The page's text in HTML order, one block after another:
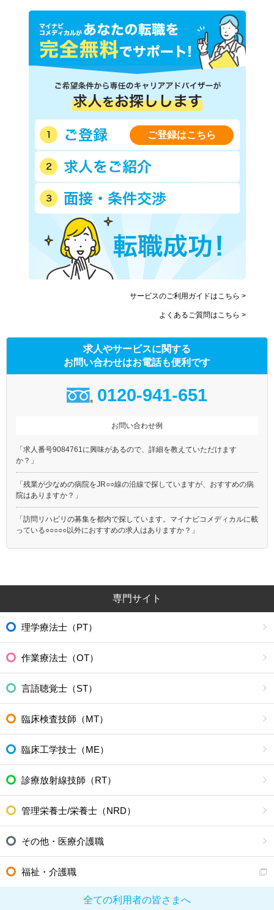
ご登録はこちら
サービスのご利用ガイドはこちら >
よくあるご質問はこちら >
求人やサービスに関する
お問い合わせはお電話も便利です
0120-941-651
お問い合わせ例
「求人番号9084761に興味があるので、詳細を教えていただけます
か？」
「残業が少なめの病院をJR○○線の沿線で探していますが、おすすめの病
院はありますか？」
「訪問リハビリの募集を都内で探しています。マイナビコメディカルに載
っている○○○○○以外におすすめの求人はありますか？」
専門サイト
理学療法士（PT）
作業療法士（OT）
言語聴覚士（ST）
臨床検査技師（MT）
臨床工学技士（ME）
診療放射線技師（RT）
管理栄養士/栄養士（NRD）
その他・医療介護職
福祉・介護職
全ての利用者の皆さまへ